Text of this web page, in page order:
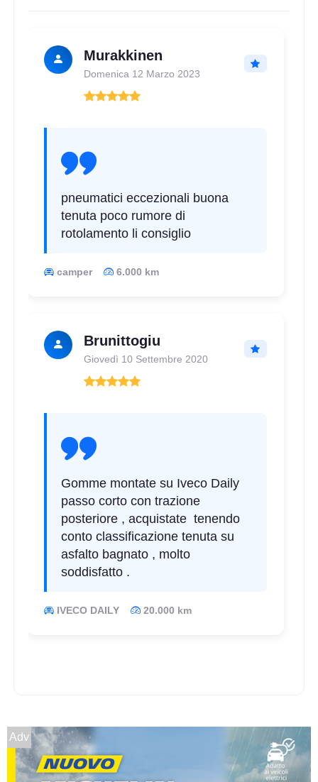
Disponibile
165/70 R14 89R C
Disponibile
165/70 R14 89R 6PR
185/80 R14 102T 8PR C
Disponibile
Disponibile
Murakkinen
Domenica 12 Marzo 2023
pneumatici eccezionali buona
tenuta poco rumore di
rotolamento li consiglio
camper 6.000 km
Brunittogiu
Giovedì 10 Settembre 2020
Gomme montate su Iveco Daily
passo corto con trazione
posteriore , acquistate tenendo
conto classificazione tenuta su
asfalto bagnato , molto
soddisfatto .
IVECO DAILY 20.000 km
Adv